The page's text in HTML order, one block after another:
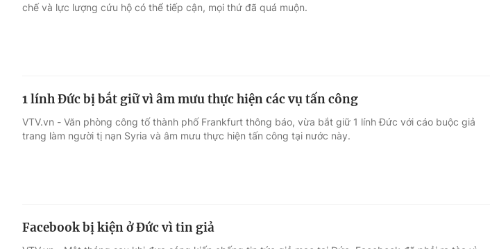
chế và lực lượng cứu hộ có thể tiếp cận, mọi thứ đã quá muộn.
1 lính Đức bị bắt giữ vì âm mưu thực hiện các vụ tấn công
VTV.vn - Văn phòng công tố thành phố Frankfurt thông báo, vừa bắt giữ 1 lính Đức với cáo buộc giả
trang làm người tị nạn Syria và âm mưu thực hiện tấn công tại nước này.
Facebook bị kiện ở Đức vì tin giả